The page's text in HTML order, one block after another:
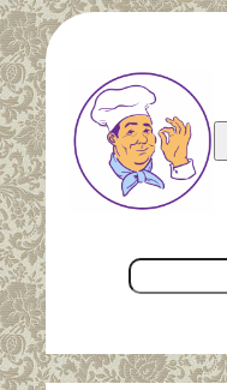
Перейти
к
содержимому
Поиск